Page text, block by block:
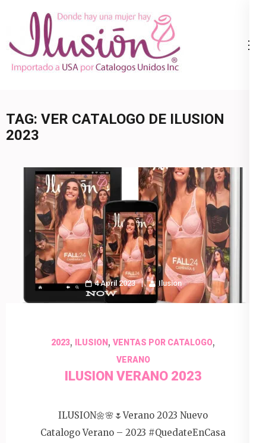
content
(Press
Ropa Interior
800.825.9452
TAG: VER CATALOGO DE ILUSION
2023
4 April 2023 Ilusion
2023, ILUSION , VENTAS POR CATALOGO,
VERANO
ILUSION VERANO 2023
ILUSION🌼🌸🌷Verano 2023 Nuevo
Catalogo Verano – 2023 #QuedateEnCasa